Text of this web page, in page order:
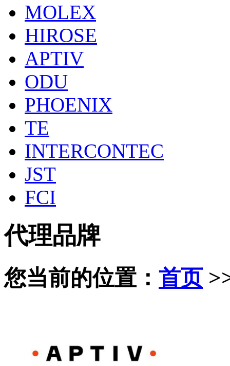
MOLEX
HIROSE
APTIV
ODU
PHOENIX
TE
INTERCONTEC
JST
FCI
代理品牌
您当前的位置： 首页